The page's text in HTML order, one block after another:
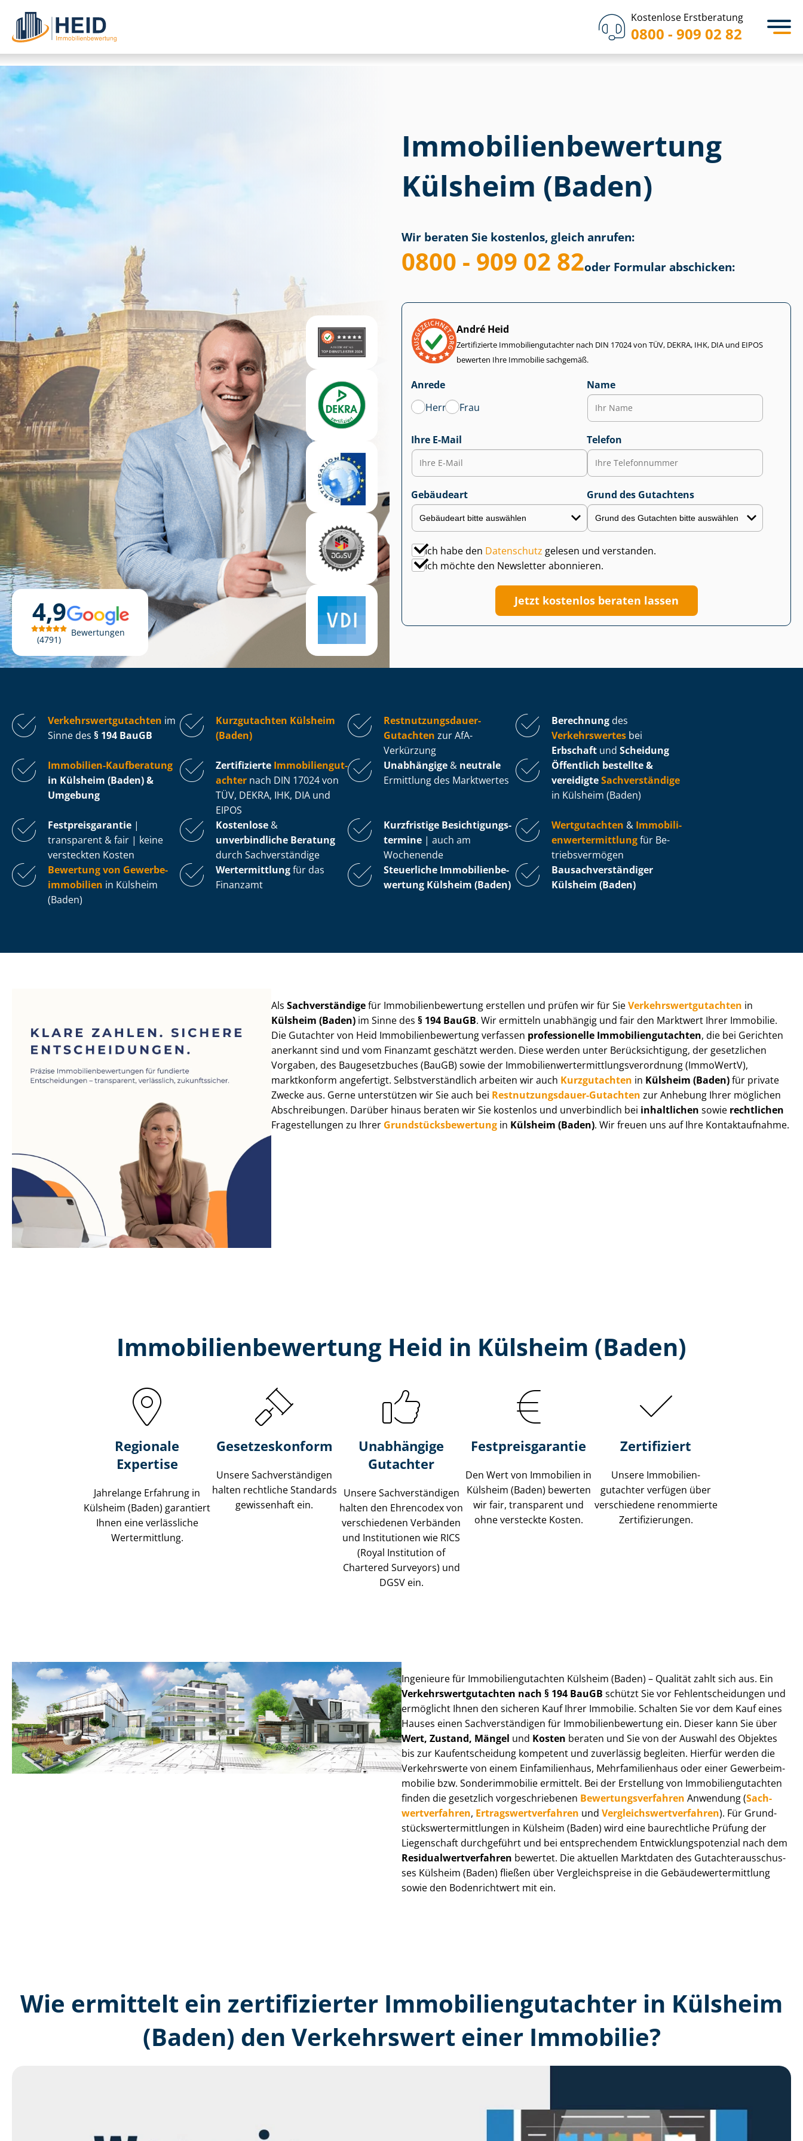
Kostenlose Erstberatung
0800 - 909 02 82
4,9
4791
Bewertungen
Immobilien­bewertung
Külsheim (Baden)
Wir beraten Sie kostenlos, gleich anrufen:
0800 - 909 02 82oder Formular abschicken:
André Heid
Zertifizierte Im­mo­bi­li­en­gut­ach­ter nach DIN 17024 von TÜV, DEKRA, IHK, DIA und EIPOS
bewerten Ihre Immobilie sachgemäß.
Anrede
Herr
Frau
Name
Ihre E-Mail Telefon
Gebäudeart Grund des Gutachtens
Ich habe den Datenschutz gelesen und verstanden.
Ich möchte den Newsletter abonnieren.
Jetzt kostenlos beraten lassen
Ver­kehrs­wert­gut­ach­ten im
Sinne des § 194 BauGB
Kurzgutachten Külsheim
(Baden)
Rest­nut­zungs­dau­er-
Gutachten zur AfA-
Verkürzung
Berechnung des
Verkehrswertes bei
Erbschaft und Scheidung
Immobilien-Kaufberatung
in Külsheim (Baden) &
Umgebung
Zertifizierte Im­mo­bi­li­en­gut­
ach­ter nach DIN 17024 von
TÜV, DEKRA, IHK, DIA und
EIPOS
Unabhängige & neutrale
Ermittlung des Marktwertes
Öffentlich bestellte &
vereidigteSachverständige
in Külsheim (Baden)
Fest­preis­ga­ran­tie |
transparent & fair | keine
versteckten Kosten
Kostenlose &
unverbindliche Beratung
durch Sachverständige
Kurzfristige Be­sich­ti­gungs­
ter­mi­ne | auch am
Wochenende
Wertgutachten & Im­mo­bi­li­
en­wert­ermitt­lungfür Be­
triebs­ver­mö­gen
Bewertung von Ge­wer­be­
im­mo­bi­li­en in Külsheim
(Baden)
Wertermittlungfür das
Finanzamt
Steuerliche Im­mo­bi­li­en­be­
wer­tung Külsheim (Baden)
Bau­sach­ver­stän­di­ger
Külsheim (Baden)
AlsSachverständigefür Im­mo­bi­li­en­be­wer­tung erstellen und prüfen wir für SieVer­kehrs­wert­gut­ach­ten in
Külsheim (Baden) im Sinne des§ 194 BauGB. Wir ermitteln unabhängig und fair den Marktwert Ihrer Immobilie.
Die Gutachter von Heid Im­mo­bi­li­en­be­wer­tung verfassen professionelle Im­mo­bi­li­en­gut­ach­ten, die bei Gerichten
anerkannt sind und vom Finanzamt geschätzt werden. Diese werden unter Be­rück­sich­ti­gung, der gesetzlichen
Vorgaben, des Baugesetzbuches (BauGB) sowie der Im­mo­bi­li­en­wert­ermitt­lungs­ver­ord­nung (ImmoWertV),
marktkonform angefertigt. Selbst­ver­ständ­lich arbeiten wir auch Kurzgutachten in Külsheim (Baden)für private
Zwecke aus. Gerne unterstützen wir Sie auch bei Rest­nut­zungs­dau­er-Gutachten zur Anhebung Ihrer möglichen
Abschreibungen. Darüber hinaus beraten wir Sie kostenlos und unverbindlich bei inhaltlichen sowie rechtlichen
Fragestellungen zu Ihrer Grund­stücks­be­wer­tung in Külsheim (Baden). Wir freuen uns auf Ihre Kontaktaufnahme.
Immobilien­bewertung Heid in Külsheim (Baden)
Regionale
Expertise
Jahrelange Erfahrung in
Külsheim (Baden) garantiert
Ihnen eine verlässliche
Wertermittlung.
Gesetzes­konform
Unsere Sach­ver­stän­di­gen
halten rechtliche Standards
gewissenhaft ein.
Unabhängige
Gutachter
Unsere Sach­ver­stän­di­gen
halten den Ehrencodex von
verschiedenen Verbänden
und Institutionen wie RICS
(Royal Institution of
Chartered Surveyors) und
DGSV ein.
Festpreis​garantie
Den Wert von Immobilien in
Külsheim (Baden) bewerten
wir fair, transparent und
ohne versteckte Kosten.
Zertifiziert
Unsere Immobilien­
gutachter verfügen über
verschiedene renommierte
Zer­ti­fi­zie­run­gen.
Ingenieure für Im­mo­bi­li­en­gut­ach­ten Külsheim (Baden) – Qualität zahlt sich aus. Ein
Ver­kehrs­wert­gut­ach­ten nach § 194 BauGB schützt Sie vor Fehl­ent­schei­dun­gen und
ermöglicht Ihnen den sicheren Kauf Ihrer Immobilie. Schalten Sie vor dem Kauf eines
Hauses einen Sach­ver­stän­di­gen für Im­mo­bi­li­en­be­wer­tung ein. Dieser kann Sie über
Wert, Zustand, Mängel und Kosten beraten und Sie von der Auswahl des Objektes
bis zur Kauf­ent­schei­dung kompetent und zuverlässig begleiten. Hierfür werden die
Verkehrswerte von einem Einfamilienhaus, Mehr­fa­mi­li­en­haus oder einer Ge­wer­be­im­
mo­bi­lie bzw. Sonderimmobilie ermittelt. Bei der Erstellung von Im­mo­bi­li­en­gut­ach­ten
finden die gesetzlich vor­ge­schrie­be­nen Be­wer­tungs­ver­fah­ren Anwendung (Sach­
wert­ver­fah­ren, Er­trags­wert­ver­fah­ren und Ver­gleichs­wert­ver­fah­ren). Für Grund­
stücks­wert­ermitt­lun­gen in Külsheim (Baden) wird eine baurechtliche Prüfung der
Liegenschaft durchgeführt und bei entsprechendem Ent­wick­lungs­po­ten­zi­al nach dem
Re­si­du­al­wert­ver­fah­ren bewertet. Die aktuellen Marktdaten des Gut­ach­ter­aus­schus­
ses Külsheim (Baden) fließen über Ver­gleichs­prei­se in die Ge­bäu­de­wert­ermitt­lung
sowie den Bodenrichtwert mit ein.
Wie ermittelt ein zertifizierter Immobilien­gutachter in Külsheim
(Baden) den Verkehrswert einer Immobilie?